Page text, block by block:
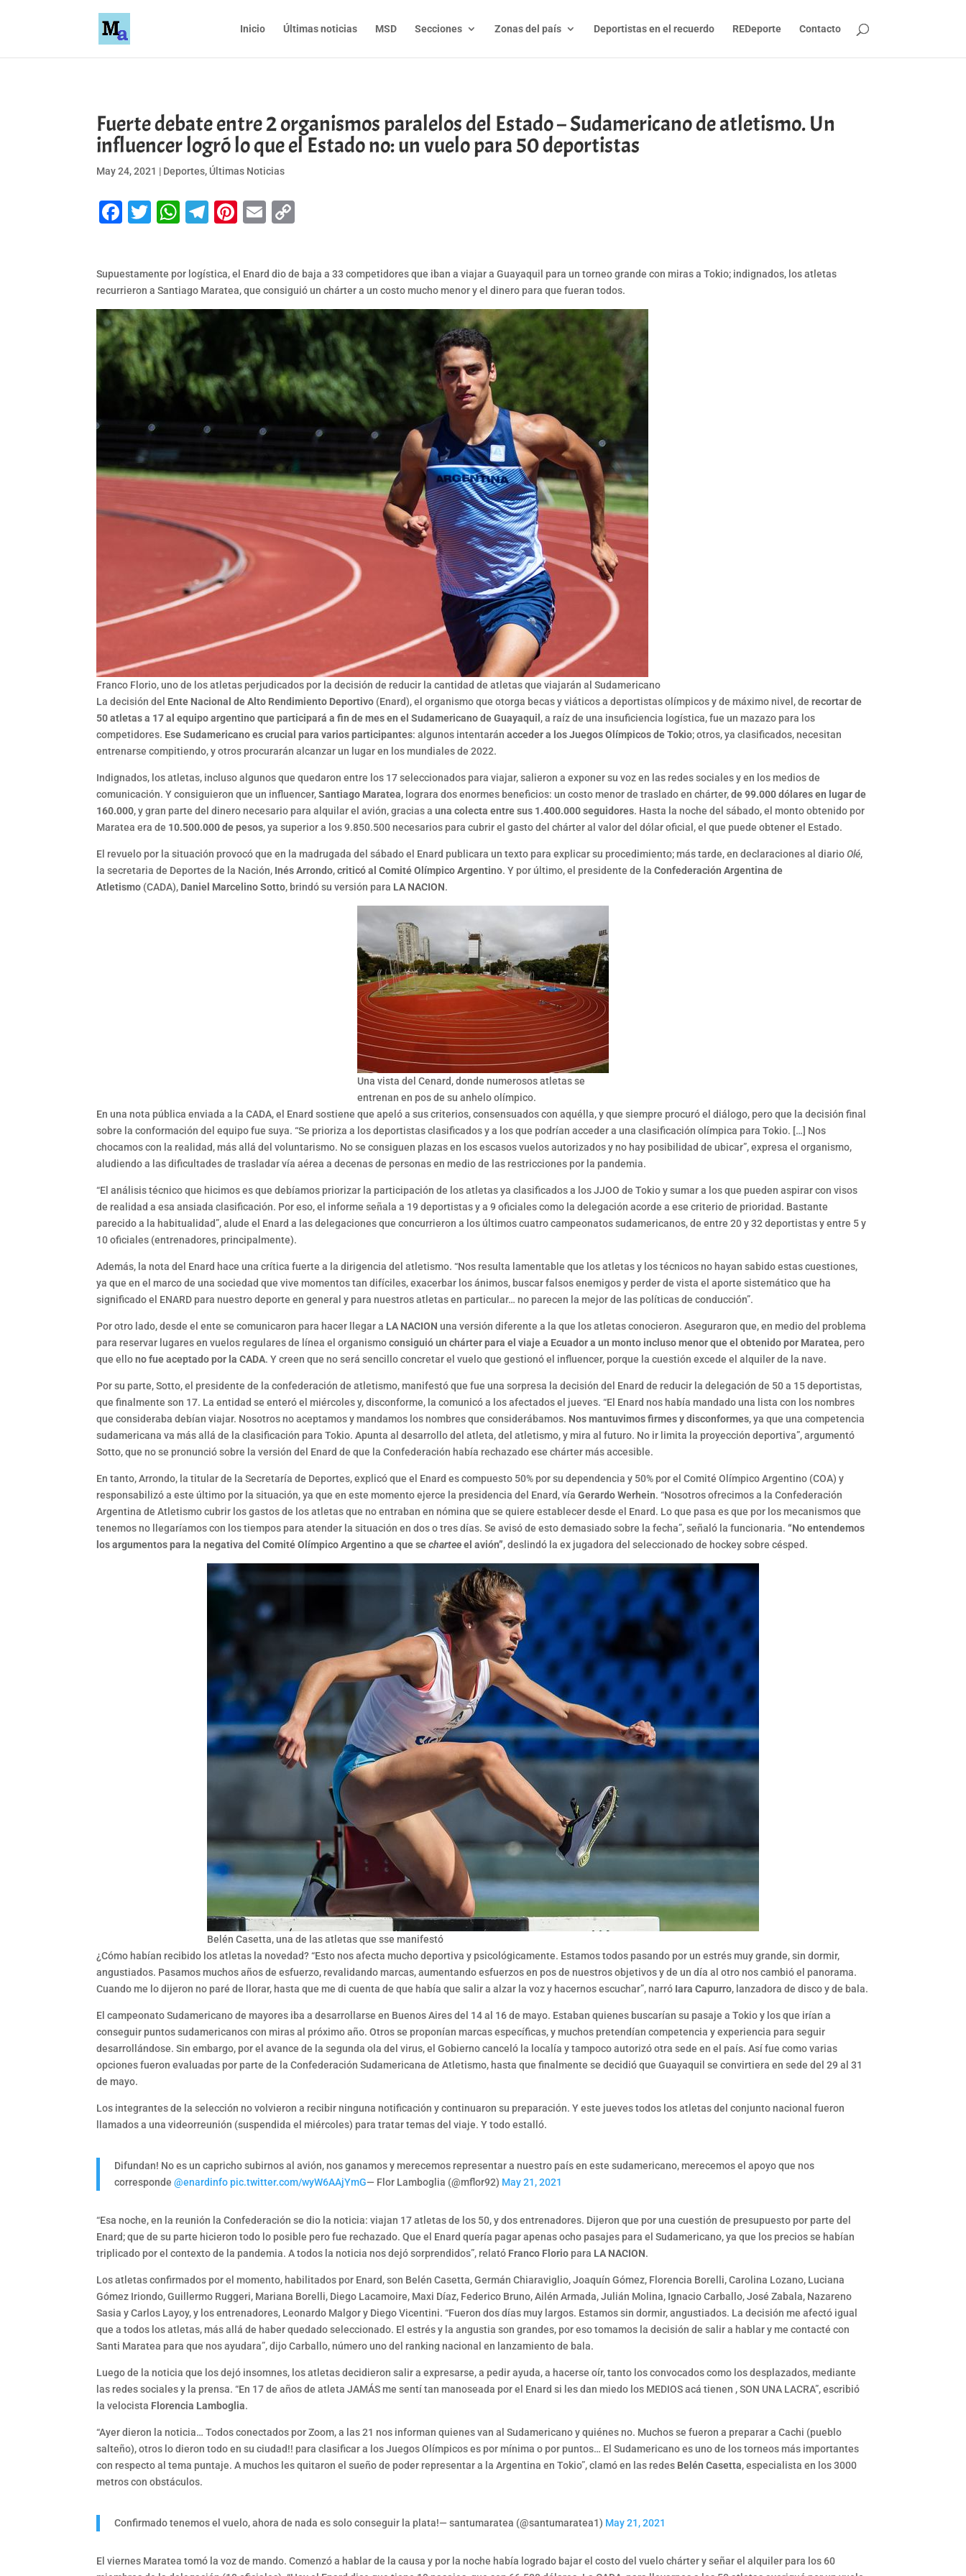
Inicio Últimas noticias MSD Secciones Zonas del país Deportistas en el recuerdo REDeporte Contacto
Fuerte debate entre 2 organismos paralelos del Estado – Sudamericano de atletismo. Un
influencer logró lo que el Estado no: un vuelo para 50 deportistas
May 24, 2021 | Deportes, Últimas Noticias
Facebook
Twitter
WhatsApp
Telegram
Pinterest
Email
Supuestamente por logística, el Enard dio de baja a 33 competidores que iban a viajar a Guayaquil para un torneo grande con miras a Tokio; indignados, los atletas
recurrieron a Santiago Maratea, que consiguió un chárter a un costo mucho menor y el dinero para que fueran todos.
Franco Florio, uno de los atletas perjudicados por la decisión de reducir la cantidad de atletas que viajarán al Sudamericano
La decisión del Ente Nacional de Alto Rendimiento Deportivo (Enard), el organismo que otorga becas y viáticos a deportistas olímpicos y de máximo nivel, derecortar de
50 atletas a 17 al equipo argentino que participará a fin de mes en el Sudamericano de Guayaquil , a raíz de una insuficiencia logística, fue un mazazo para los
competidores. Ese Sudamericano es crucial para varios participantes: algunos intentaránacceder a los Juegos Olímpicos de Tokio; otros, ya clasificados, necesitan
entrenarse compitiendo, y otros procurarán alcanzar un lugar en los mundiales de 2022.
Indignados, los atletas, incluso algunos que quedaron entre los 17 seleccionados para viajar, salieron a exponer su voz en las redes sociales y en los medios de
comunicación. Y consiguieron que un influencer,Santiago Maratea, lograra dos enormes beneficios: un costo menor de traslado en chárter,de 99.000 dólares en lugar de
160.000, y gran parte del dinero necesario para alquilar el avión, gracias auna colecta entre sus 1.400.000 seguidores. Hasta la noche del sábado, el monto obtenido por
Maratea era de 10.500.000 de pesos, ya superior a los 9.850.500 necesarios para cubrir el gasto del chárter al valor del dólar oficial, el que puede obtener el Estado.
El revuelo por la situación provocó que en la madrugada del sábado el Enard publicara un texto para explicar su procedimiento; más tarde, en declaraciones al diarioOlé,
la secretaria de Deportes de la Nación, Inés Arrondo,criticó al Comité Olímpico Argentino. Y por último, el presidente de laConfederación Argentina de
Atletismo (CADA), Daniel Marcelino Sotto, brindó su versión para LA NACION.
Una vista del Cenard, donde numerosos atletas se
entrenan en pos de su anhelo olímpico.
En una nota pública enviada a la CADA, el Enard sostiene que apeló a sus criterios, consensuados con aquélla, y que siempre procuró el diálogo, pero que la decisión final
sobre la conformación del equipo fue suya. “Se prioriza a los deportistas clasificados y a los que podrían acceder a una clasificación olímpica para Tokio. […] Nos
chocamos con la realidad, más allá del voluntarismo. No se consiguen plazas en los escasos vuelos autorizados y no hay posibilidad de ubicar”, expresa el organismo,
aludiendo a las dificultades de trasladar vía aérea a decenas de personas en medio de las restricciones por la pandemia.
“El análisis técnico que hicimos es que debíamos priorizar la participación de los atletas ya clasificados a los JJOO de Tokio y sumar a los que pueden aspirar con visos
de realidad a esa ansiada clasificación. Por eso, el informe señala a 19 deportistas y a 9 oficiales como la delegación acorde a ese criterio de prioridad. Bastante
parecido a la habitualidad”, alude el Enard a las delegaciones que concurrieron a los últimos cuatro campeonatos sudamericanos, de entre 20 y 32 deportistas y entre 5 y
10 oficiales (entrenadores, principalmente).
Además, la nota del Enard hace una crítica fuerte a la dirigencia del atletismo. “Nos resulta lamentable que los atletas y los técnicos no hayan sabido estas cuestiones,
ya que en el marco de una sociedad que vive momentos tan difíciles, exacerbar los ánimos, buscar falsos enemigos y perder de vista el aporte sistemático que ha
significado el ENARD para nuestro deporte en general y para nuestros atletas en particular… no parecen la mejor de las políticas de conducción”.
Por otro lado, desde el ente se comunicaron para hacer llegar a LA NACION una versión diferente a la que los atletas conocieron. Aseguraron que, en medio del problema
para reservar lugares en vuelos regulares de línea el organismoconsiguió un chárter para el viaje a Ecuador a un monto incluso menor que el obtenido por Maratea, pero
que ellono fue aceptado por la CADA. Y creen que no será sencillo concretar el vuelo que gestionó el influencer, porque la cuestión excede el alquiler de la nave.
Por su parte, Sotto, el presidente de la confederación de atletismo, manifestó que fue una sorpresa la decisión del Enard de reducir la delegación de 50 a 15 deportistas,
que finalmente son 17. La entidad se enteró el miércoles y, disconforme, la comunicó a los afectados el jueves. “El Enard nos había mandado una lista con los nombres
que consideraba debían viajar. Nosotros no aceptamos y mandamos los nombres que considerábamos. Nos mantuvimos firmes y disconformes, ya que una competencia
sudamericana va más allá de la clasificación para Tokio. Apunta al desarrollo del atleta, del atletismo, y mira al futuro. No ir limita la proyección deportiva”, argumentó
Sotto, que no se pronunció sobre la versión del Enard de que la Confederación había rechazado ese chárter más accesible.
En tanto, Arrondo, la titular de la Secretaría de Deportes, explicó que el Enard es compuesto 50% por su dependencia y 50% por el Comité Olímpico Argentino (COA) y
responsabilizó a este último por la situación, ya que en este momento ejerce la presidencia del Enard, víaGerardo Werhein. “Nosotros ofrecimos a la Confederación
Argentina de Atletismo cubrir los gastos de los atletas que no entraban en nómina que se quiere establecer desde el Enard. Lo que pasa es que por los mecanismos que
tenemos no llegaríamos con los tiempos para atender la situación en dos o tres días. Se avisó de esto demasiado sobre la fecha”, señaló la funcionaria.“No entendemos
los argumentos para la negativa del Comité Olímpico Argentino a que secharteeel avión”, deslindó la ex jugadora del seleccionado de hockey sobre césped.
Belén Casetta, una de las atletas que sse manifestó
¿Cómo habían recibido los atletas la novedad? “Esto nos afecta mucho deportiva y psicológicamente. Estamos todos pasando por un estrés muy grande, sin dormir,
angustiados. Pasamos muchos años de esfuerzo, revalidando marcas, aumentando esfuerzos en pos de nuestros objetivos y de un día al otro nos cambió el panorama.
Cuando me lo dijeron no paré de llorar, hasta que me di cuenta de que había que salir a alzar la voz y hacernos escuchar”, narró Iara Capurro, lanzadora de disco y de bala.
El campeonato Sudamericano de mayores iba a desarrollarse en Buenos Aires del 14 al 16 de mayo. Estaban quienes buscarían su pasaje a Tokio y los que irían a
conseguir puntos sudamericanos con miras al próximo año. Otros se proponían marcas específicas, y muchos pretendían competencia y experiencia para seguir
desarrollándose. Sin embargo, por el avance de la segunda ola del virus, el Gobierno canceló la localía y tampoco autorizó otra sede en el país. Así fue como varias
opciones fueron evaluadas por parte de la Confederación Sudamericana de Atletismo, hasta que finalmente se decidió que Guayaquil se convirtiera en sede del 29 al 31
de mayo.
Los integrantes de la selección no volvieron a recibir ninguna notificación y continuaron su preparación. Y este jueves todos los atletas del conjunto nacional fueron
llamados a una videorreunión (suspendida el miércoles) para tratar temas del viaje. Y todo estalló.
Difundan! No es un capricho subirnos al avión, nos ganamos y merecemos representar a nuestro país en este sudamericano, merecemos el apoyo que nos
corresponde@enardinfo pic.twitter.com/wyW6AAjYmG— Flor Lamboglia (@mflor92) May 21, 2021
“Esa noche, en la reunión la Confederación se dio la noticia: viajan 17 atletas de los 50, y dos entrenadores. Dijeron que por una cuestión de presupuesto por parte del
Enard; que de su parte hicieron todo lo posible pero fue rechazado. Que el Enard quería pagar apenas ocho pasajes para el Sudamericano, ya que los precios se habían
triplicado por el contexto de la pandemia. A todos la noticia nos dejó sorprendidos”, relató Franco Florio para LA NACION.
Los atletas confirmados por el momento, habilitados por Enard, son Belén Casetta, Germán Chiaraviglio, Joaquín Gómez, Florencia Borelli, Carolina Lozano, Luciana
Gómez Iriondo, Guillermo Ruggeri, Mariana Borelli, Diego Lacamoire, Maxi Díaz, Federico Bruno, Ailén Armada, Julián Molina, Ignacio Carballo, José Zabala, Nazareno
Sasia y Carlos Layoy, y los entrenadores, Leonardo Malgor y Diego Vicentini. “Fueron dos días muy largos. Estamos sin dormir, angustiados. La decisión me afectó igual
que a todos los atletas, más allá de haber quedado seleccionado. El estrés y la angustia son grandes, por eso tomamos la decisión de salir a hablar y me contacté con
Santi Maratea para que nos ayudara”, dijo Carballo, número uno del ranking nacional en lanzamiento de bala.
Luego de la noticia que los dejó insomnes, los atletas decidieron salir a expresarse, a pedir ayuda, a hacerse oír, tanto los convocados como los desplazados, mediante
las redes sociales y la prensa. “En 17 de años de atleta JAMÁS me sentí tan manoseada por el Enard si les dan miedo los MEDIOS acá tienen , SON UNA LACRA”, escribió
la velocista Florencia Lamboglia.
“Ayer dieron la noticia… Todos conectados por Zoom, a las 21 nos informan quienes van al Sudamericano y quiénes no. Muchos se fueron a preparar a Cachi (pueblo
salteño), otros lo dieron todo en su ciudad!! para clasificar a los Juegos Olímpicos es por mínima o por puntos… El Sudamericano es uno de los torneos más importantes
con respecto al tema puntaje. A muchos les quitaron el sueño de poder representar a la Argentina en Tokio”, clamó en las redes Belén Casetta, especialista en los 3000
metros con obstáculos.
Confirmado tenemos el vuelo, ahora de nada es solo conseguir la plata!— santumaratea (@santumaratea1) May 21, 2021
El viernes Maratea tomó la voz de mando. Comenzó a hablar de la causa y por la noche había logrado bajar el costo del vuelo chárter y señar el alquiler para los 60